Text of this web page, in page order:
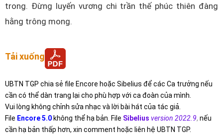
trong. Đừng luyến vương chi trần thế phúc thiên đàng
hằng trông mong.
Tải xuống
UBTN TGP chia sẻ file Encore hoặc Sibelius để các Ca trưởng nếu
cần có thể dàn trang lại cho phù hợp với ca đoàn của mình.
Vui lòng không chỉnh sửa nhạc và lời bài hát của tác giả.
File Encore 5.0 không thể hạ bản. File Sibelius version 2022.9, nếu
cần hạ bản thấp hơn, xin comment hoặc liên hệ UBTN TGP.